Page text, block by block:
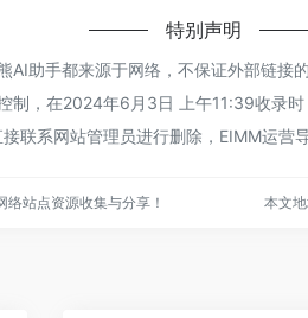
特别声明
AI助手都来源于网络，不保证外部链接
制，在2024年6月3日 上午11:39收录
联系网站管理员进行删除，EIMM运营
站点资源收集与分享！ 本文